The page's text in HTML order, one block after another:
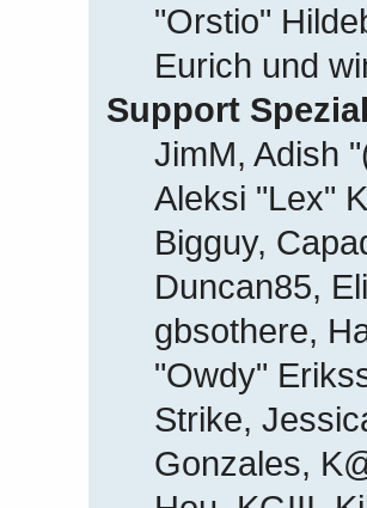
"Orstio"
Eurich und
Support
JimM, Adish
Aleksi "Lex"
Bigguy,
Duncan85,
gbsothere,
"Owdy"
Strike,
Gonzales,